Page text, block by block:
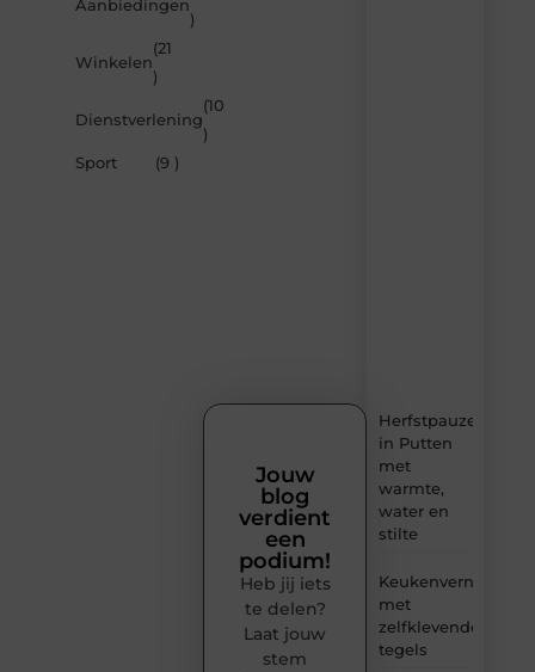
Aanbiedingen
)
Winkelen
(21
)
Dienstverlening
(10
)
Sport
(9 )
Herfstpauze
in Putten
met
warmte,
water en
stilte
met
zelfklevende
tegels
Jouw
blog
verdient
een
podium!
Heb jij iets
te delen?
Laat jouw
stem